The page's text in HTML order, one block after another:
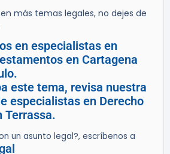
más temas legales, no dejes de
en especialistas en
en Cartagena
este tema, revisa nuestra
especialistas en Derecho
Terrassa.
un asunto legal?, escríbenos a